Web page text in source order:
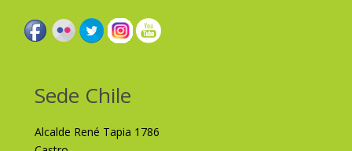
Sede Chile
Alcalde René Tapia 1786